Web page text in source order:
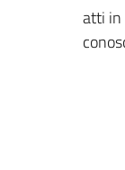
atti in